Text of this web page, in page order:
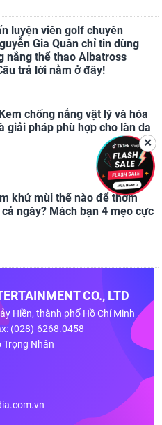
luyện viên golf chuyên
Gia Quân chỉ tin dùng
nắng thể thao Albatross
trả lời nằm ở đây!
chống nắng vật lý và hóa
giải pháp phù hợp cho làn da
khử mùi thế nào để thơm
ngày? Mách bạn 4 mẹo cực
CO., LTD
Hiền, thành phố Hồ Chí Minh
(028)-6268.0458
Trọng Nhân
✕